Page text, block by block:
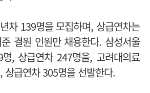
차 139명을 모집하며, 상급연차는
결원 인원만 채용한다. 삼성서울
, 상급연차 247명을, 고려대의료
상급연차 305명을 선발한다.